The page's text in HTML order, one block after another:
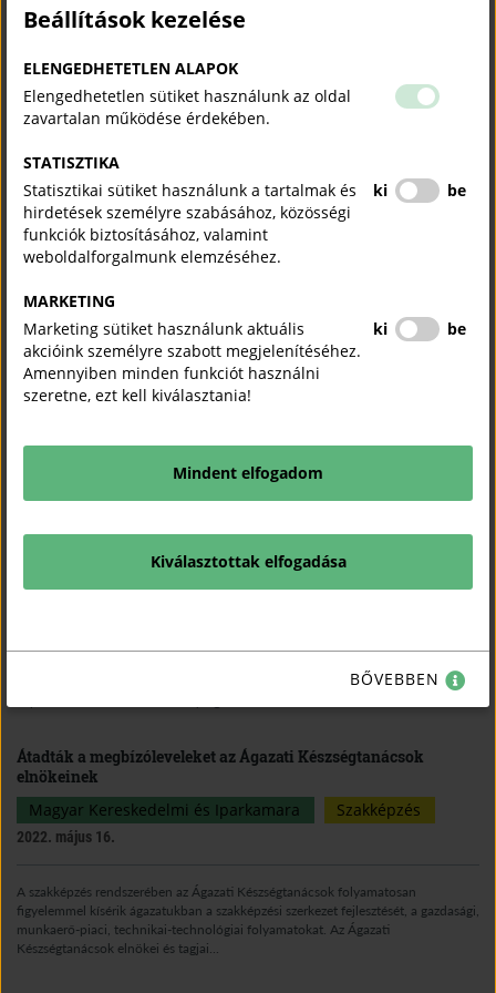
Az oktatás hatékonyságának növelése a szakképzésben
2022. december 20.
A Magyar Kereskedelmi és Iparkamara szervezésében 2022. novemberében 2.
alkalommal került sor szakmai konferenciára „Az oktatás hatékonyságának
növelése a szakképzésben” címmel.
A hatékony tanulás és tanítás eszközei a szakképzésben
Magyar Kereskedelmi és Iparkamara
Szakképzés
2022. szeptember 20.
szakképzésben” című szakmai konferencia annak érdekében, hogy a duális
WorldSkills és EuroSkills nemzetközi szakmai versenyeken való részvétellel
Átadták a megbízóleveleket az Ágazati Készségtanácsok
elnökeinek
Magyar Kereskedelmi és Iparkamara
Szakképzés
2022. május 16.
A szakképzés rendszerében az Ágazati Készségtanácsok folyamatosan
figyelemmel kísérik ágazatukban a szakképzési szerkezet fejlesztését, a gazdasági,
munkaerő-piaci, technikai-technológiai folyamatokat. Az Ágazati
Készségtanácsok elnökei és tagjai...
Beállítások kezelése
ELENGEDHETETLEN ALAPOK
Elengedhetetlen sütiket használunk az oldal
zavartalan működése érdekében.
STATISZTIKA
Statisztikai sütiket használunk a tartalmak és
hirdetések személyre szabásához, közösségi
funkciók biztosításához, valamint
weboldalforgalmunk elemzéséhez.
ki be
MARKETING
Marketing sütiket használunk aktuális
akcióink személyre szabott megjelenítéséhez.
Amennyiben minden funkciót használni
szeretne, ezt kell kiválasztania!
ki be
Mindent elfogadom
Kiválasztottak elfogadása
BŐVEBBEN